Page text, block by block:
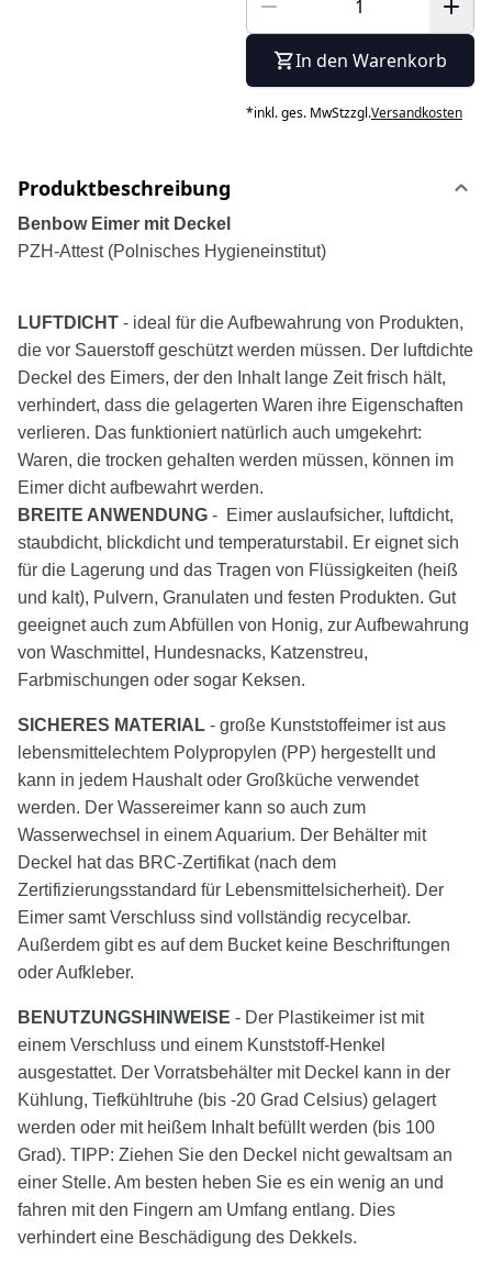
In den Warenkorb
*inkl. ges. MwStzzgl.Versandkosten
Produktbeschreibung
Benbow Eimer mit Deckel
PZH-Attest (Polnisches Hygieneinstitut)
LUFTDICHT - ideal für die Aufbewahrung von Produkten,
die vor Sauerstoff geschützt werden müssen. Der luftdichte
Deckel des Eimers, der den Inhalt lange Zeit frisch hält,
verhindert, dass die gelagerten Waren ihre Eigenschaften
verlieren. Das funktioniert natürlich auch umgekehrt:
Waren, die trocken gehalten werden müssen, können im
Eimer dicht aufbewahrt werden.
BREITE ANWENDUNG - Eimer auslaufsicher, luftdicht,
staubdicht, blickdicht und temperaturstabil. Er eignet sich
für die Lagerung und das Tragen von Flüssigkeiten (heiß
und kalt), Pulvern, Granulaten und festen Produkten. Gut
geeignet auch zum Abfüllen von Honig, zur Aufbewahrung
von Waschmittel, Hundesnacks, Katzenstreu,
Farbmischungen oder sogar Keksen.
SICHERES MATERIAL - große Kunststoffeimer ist aus
lebensmittelechtem Polypropylen (PP) hergestellt und
kann in jedem Haushalt oder Großküche verwendet
werden. Der Wassereimer kann so auch zum
Wasserwechsel in einem Aquarium. Der Behälter mit
Deckel hat das BRC-Zertifikat (nach dem
Zertifizierungsstandard für Lebensmittelsicherheit). Der
Eimer samt Verschluss sind vollständig recycelbar.
Außerdem gibt es auf dem Bucket keine Beschriftungen
oder Aufkleber.
BENUTZUNGSHINWEISE - Der Plastikeimer ist mit
einem Verschluss und einem Kunststoff-Henkel
ausgestattet. Der Vorratsbehälter mit Deckel kann in der
Kühlung, Tiefkühltruhe (bis -20 Grad Celsius) gelagert
werden oder mit heißem Inhalt befüllt werden (bis 100
Grad). TIPP: Ziehen Sie den Deckel nicht gewaltsam an
einer Stelle. Am besten heben Sie es ein wenig an und
fahren mit den Fingern am Umfang entlang. Dies
verhindert eine Beschädigung des Dekkels.